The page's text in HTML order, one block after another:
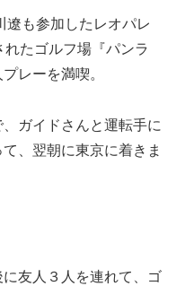
遼も参加したレオパレ
たゴルフ場『パンラ
レーを満喫。
ガイドさんと運転手に
、翌朝に東京に着きま
友人３人を連れて、ゴ